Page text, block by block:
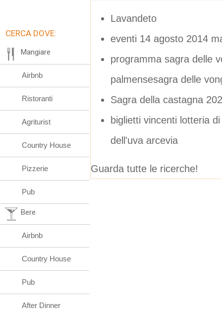
Lavandeto
eventi 14 agosto 2014
programma sagra delle
palmensesagra delle
Sagra della castagna
biglietti vincenti lotteria
dell'uva arcevia
Guarda tutte le ricerche!
CERCA DOVE:
Mangiare
Airbnb
Ristoranti
Agriturist
Country House
Pizzerie
Pub
Bere
Airbnb
Country House
Pub
After Dinner